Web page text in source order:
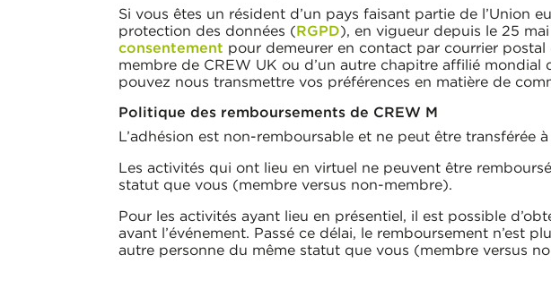
Si vous êtes un résident d’un pays faisant partie de l’Union
protection des données (RGPD), en vigueur depuis le 25
consentement pour demeurer en contact par courrier
membre de CREW UK ou d’un autre chapitre affilié
pouvez nous transmettre vos préférences en matière de
Politique des remboursements de CREW M
L’adhésion est non-remboursable et ne peut être transférée
Les activités qui ont lieu en virtuel ne peuvent être
statut que vous (membre versus non-membre).
Pour les activités ayant lieu en présentiel, il est possible
avant l’événement. Passé ce délai, le remboursement n’est
autre personne du même statut que vous (membre versus